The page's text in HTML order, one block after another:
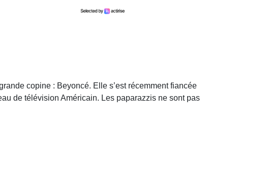
copine : Beyoncé. Elle s’est récemment fiancée
de télévision Américain. Les paparazzis ne sont pas